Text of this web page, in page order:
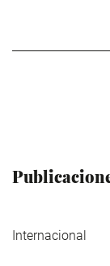
Internacional